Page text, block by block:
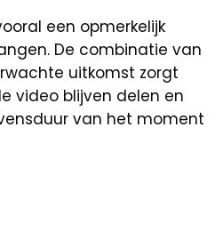
een opmerkelijk
De combinatie van
uitkomst zorgt
video blijven delen en
van het moment